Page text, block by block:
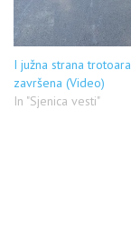
I južna strana trotoara
završena (Video)
In "Sjenica vesti"